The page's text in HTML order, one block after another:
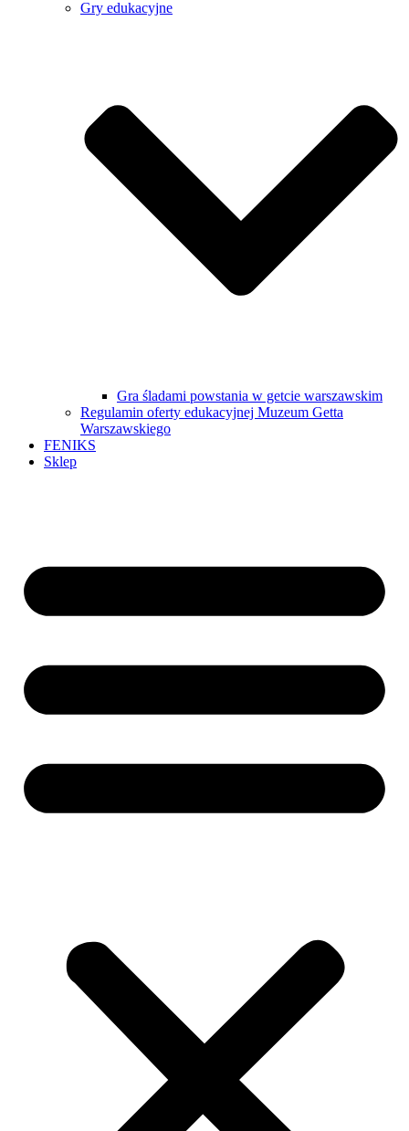
Gry edukacyjne
Gra śladami powstania w getcie warszawskim
Regulamin oferty edukacyjnej Muzeum Getta
Warszawskiego
FENIKS
Sklep